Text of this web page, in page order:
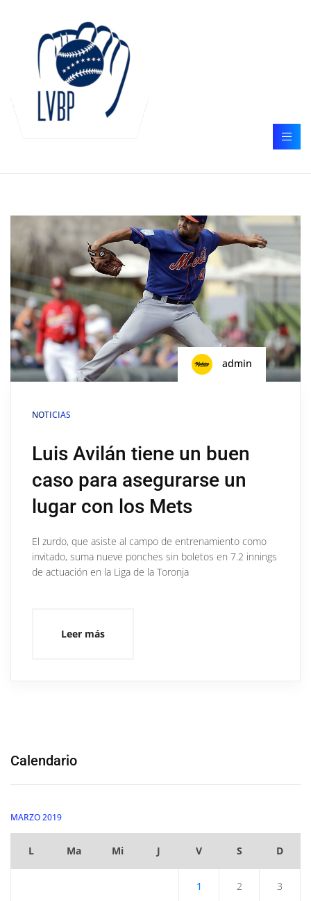
admin
NOTICIAS
Luis Avilán tiene un buen
caso para asegurarse un
lugar con los Mets
El zurdo, que asiste al campo de entrenamiento como
invitado, suma nueve ponches sin boletos en 7.2 innings
de actuación en la Liga de la Toronja
Leer más
Calendario
MARZO 2019
L Ma Mi J V S D
1 2 3